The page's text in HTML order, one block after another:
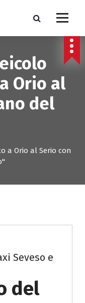
Orio al
del
a Orio al Serio con
Seveso e
del